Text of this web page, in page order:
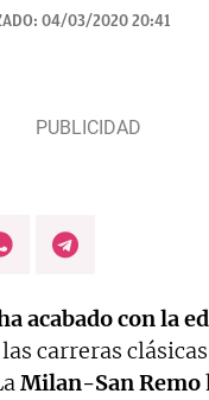
04/03/2020 20:41
acabado con la
carreras
Milan-San Remo